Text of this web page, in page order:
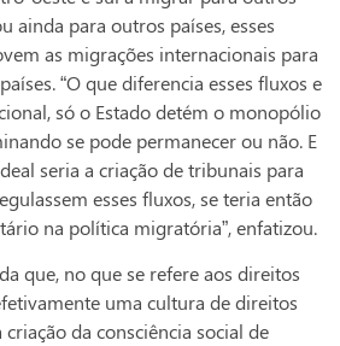
ainda para outros países, esses
as migrações internacionais para
“O que diferencia esses fluxos e
só o Estado detém o monopólio
se pode permanecer ou não. E
seria a criação de tribunais para
esses fluxos, se teria então
na política migratória”, enfatizou.
que, no que se refere aos direitos
uma cultura de direitos
da consciência social de